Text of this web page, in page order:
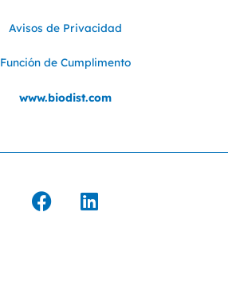
Avisos de Privacidad
Función de Cumplimento
www.biodist.com
F
a
L
i